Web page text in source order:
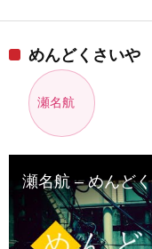
めんどくさいや
瀬名航
瀬名航 – めんど